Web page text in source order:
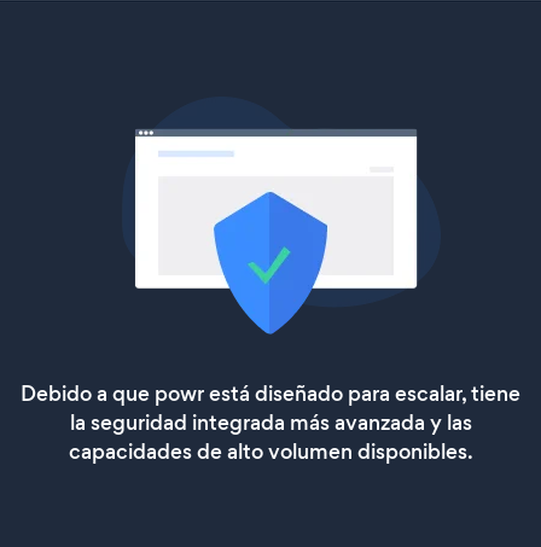
Debido a que powr está diseñado para escalar, tiene
la seguridad integrada más avanzada y las
capacidades de alto volumen disponibles.